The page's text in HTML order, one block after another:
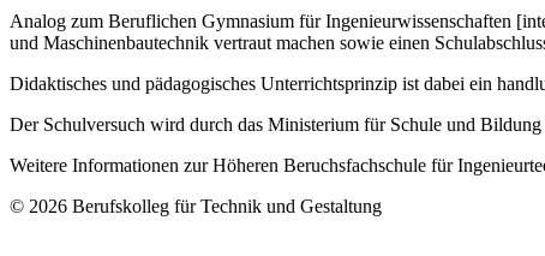
Analog zum Beruflichen Gymnasium für Ingenieurwissenschaften
und Maschinenbautechnik vertraut machen sowie einen
Didaktisches und pädagogisches Unterrichtsprinzip ist dabei ein
Der Schulversuch wird durch das Ministerium für Schule und
Weitere Informationen zur Höheren Beruchsfachschule für
© 2026 Berufskolleg für Technik und Gestaltung